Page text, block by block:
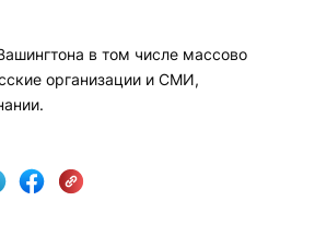
в том числе массово
организации и СМИ,